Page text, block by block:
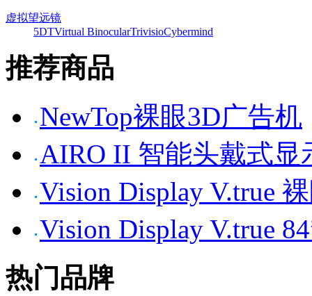
虚拟望远镜
5DTVirtual BinocularTrivisioCybermind
推荐商品
NewTop裸眼3D广告机
AIRO II 智能头戴式显
Vision Display V.true
Vision Display V.true
热门品牌